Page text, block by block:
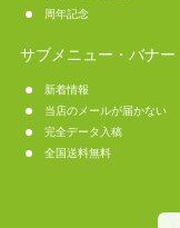
周年記念
サブメニュー・バナー
新着情報
当店のメールが届かない
完全データ入稿
全国送料無料